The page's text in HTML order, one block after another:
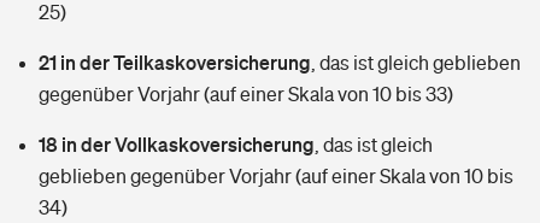
Sie haben Fragen?
Restkreditversicherung
Zur Übersicht
Tools
Handyversicherung
Sie haben Fragen?
25)
21 in der Teilkaskoversicherung das ist gleich geblieben
gegenüber Vorjahr (auf einer Skala von 10 bis 33)
18 in der Vollkaskoversicherung das ist gleich
geblieben gegenüber Vorjahr (auf einer Skala von 10 bis
34)